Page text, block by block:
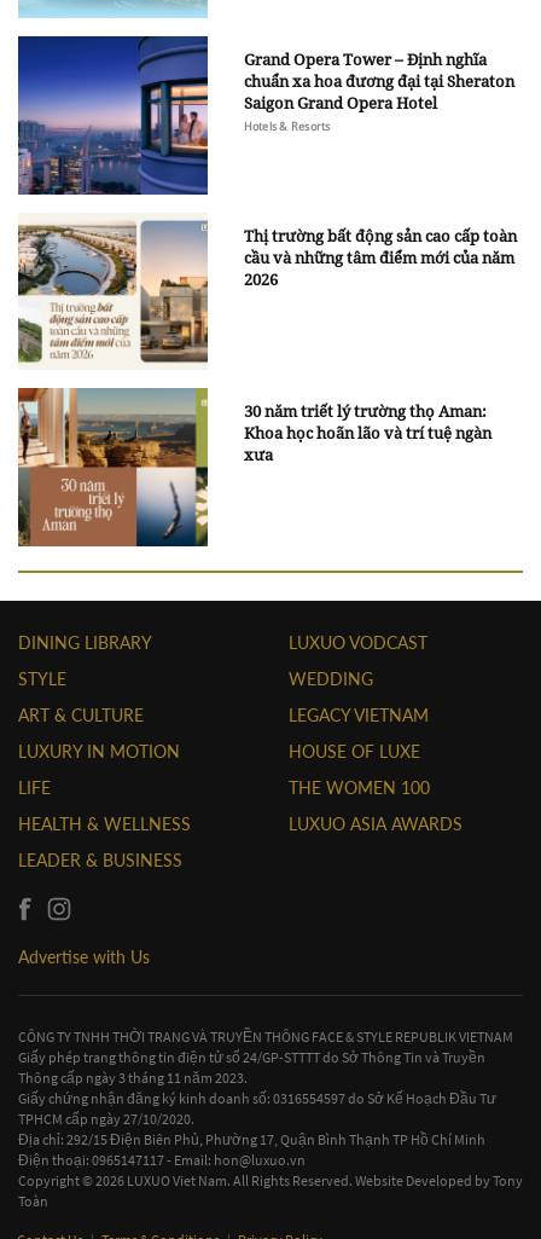
Grand Opera Tower – Định nghĩa
chuẩn xa hoa đương đại tại Sheraton
Saigon Grand Opera Hotel
Hotels & Resorts
Thị trường bất động sản cao cấp toàn
cầu và những tâm điểm mới của năm
2026
30 năm triết lý trường thọ Aman:
Khoa học hoãn lão và trí tuệ ngàn
xưa
DINING LIBRARY
STYLE
ART & CULTURE
LUXURY IN MOTION
LIFE
HEALTH & WELLNESS
LEADER & BUSINESS
LUXUO VODCAST
WEDDING
LEGACY VIETNAM
HOUSE OF LUXE
THE WOMEN 100
LUXUO ASIA AWARDS
Advertise with Us
CÔNG TY TNHH THỜI TRANG VÀ TRUYỀN THÔNG FACE & STYLE REPUBLIK VIETNAM
Giấy phép trang thông tin điện tử số 24/GP-STTTT do Sở Thông Tin và Truyền
Thông cấp ngày 3 tháng 11 năm 2023.
Giấy chứng nhận đăng ký kinh doanh số: 0316554597 do Sở Kế Hoạch Đầu Tư
TPHCM cấp ngày 27/10/2020.
Địa chỉ: 292/15 Điện Biên Phủ, Phường 17, Quận Bình Thạnh TP Hồ Chí Minh
Điện thoại: 0965147117 - Email: hon@luxuo.vn
Copyright © 2026 LUXUO Viet Nam. All Rights Reserved. Website Developed byTony
Toàn